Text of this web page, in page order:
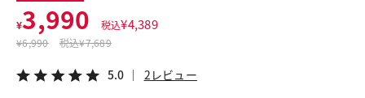
¥3,990 税込¥4,389
¥6,990 税込¥7,689
5.0 2レビュー
LINE X